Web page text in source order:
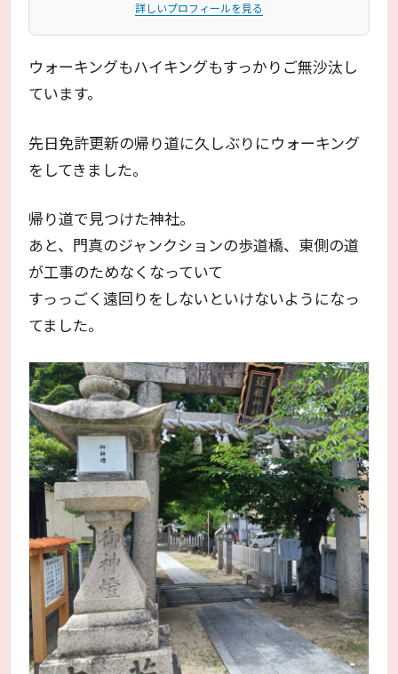
詳しいプロフィールを見る
ウォーキングもハイキングもすっかりご無沙汰し
ています。
先日免許更新の帰り道に久しぶりにウォーキング
をしてきました。
帰り道で見つけた神社。
あと、門真のジャンクションの歩道橋、東側の道
が工事のためなくなっていて
すっっごく遠回りをしないといけないようになっ
てました。